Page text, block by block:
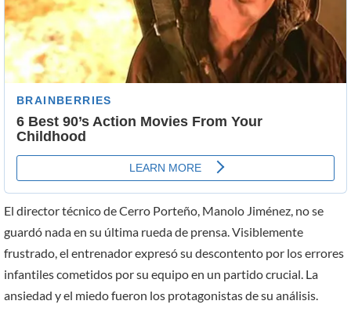
El director técnico de Cerro Porteño, Manolo Jiménez, no se
guardó nada en su última rueda de prensa. Visiblemente
frustrado, el entrenador expresó su descontento por los errores
infantiles cometidos por su equipo en un partido crucial. La
ansiedad y el miedo fueron los protagonistas de su análisis.